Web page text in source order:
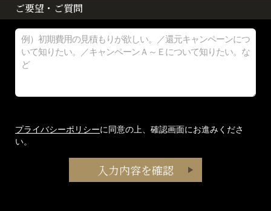
ご要望・ご質問
プライバシーポリシーに同意の上、確認画面にお進みくださ
い。